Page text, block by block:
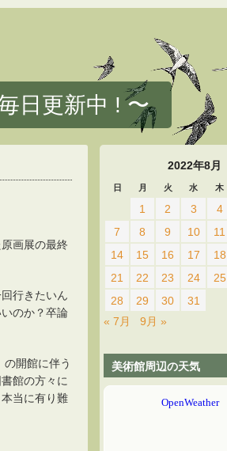
日更新中 ! 〜
画展の最終
行きたいん
のか？卒論
開館に伴う
館の方々に
当に有り難
2022年8月
日 月 火 水 木
1 2 3 4
7
8 9 10 11
14
15 16 17 18
21
22 23 24 25
28
29 30
31
« 7月
9月 »
美術館周辺の天気